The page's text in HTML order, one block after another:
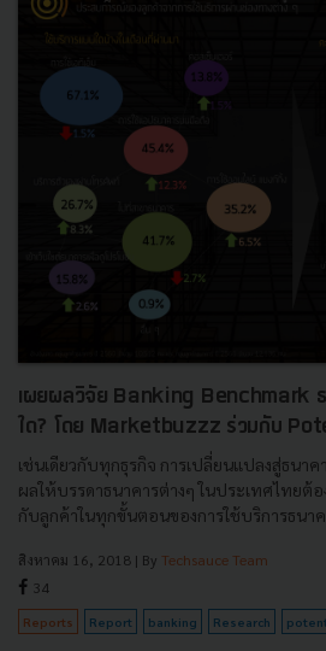
เผยผลวิจัย Banking Benchmark ธ
ใด? โดย Marketbuzzz ร่วมกับ
เช่นเดียวกับทุกธุรกิจ การเปลี่ยนแปลงสู่ธนา
ผลให้บรรดาธนาคารต่างๆ ในประเทศไทยต้
กับลูกค้าในทุกขั้นตอนของการใช้บริการธนาคา
สิงหาคม 16, 2018 | By Techsauce Team
34
Reports Report banking Research